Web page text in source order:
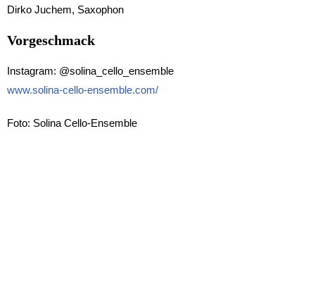
Dirko Juchem, Saxophon
Vorgeschmack
Instagram: @solina_cello_ensemble
www.solina-cello-ensemble.com/
Foto: Solina Cello-Ensemble